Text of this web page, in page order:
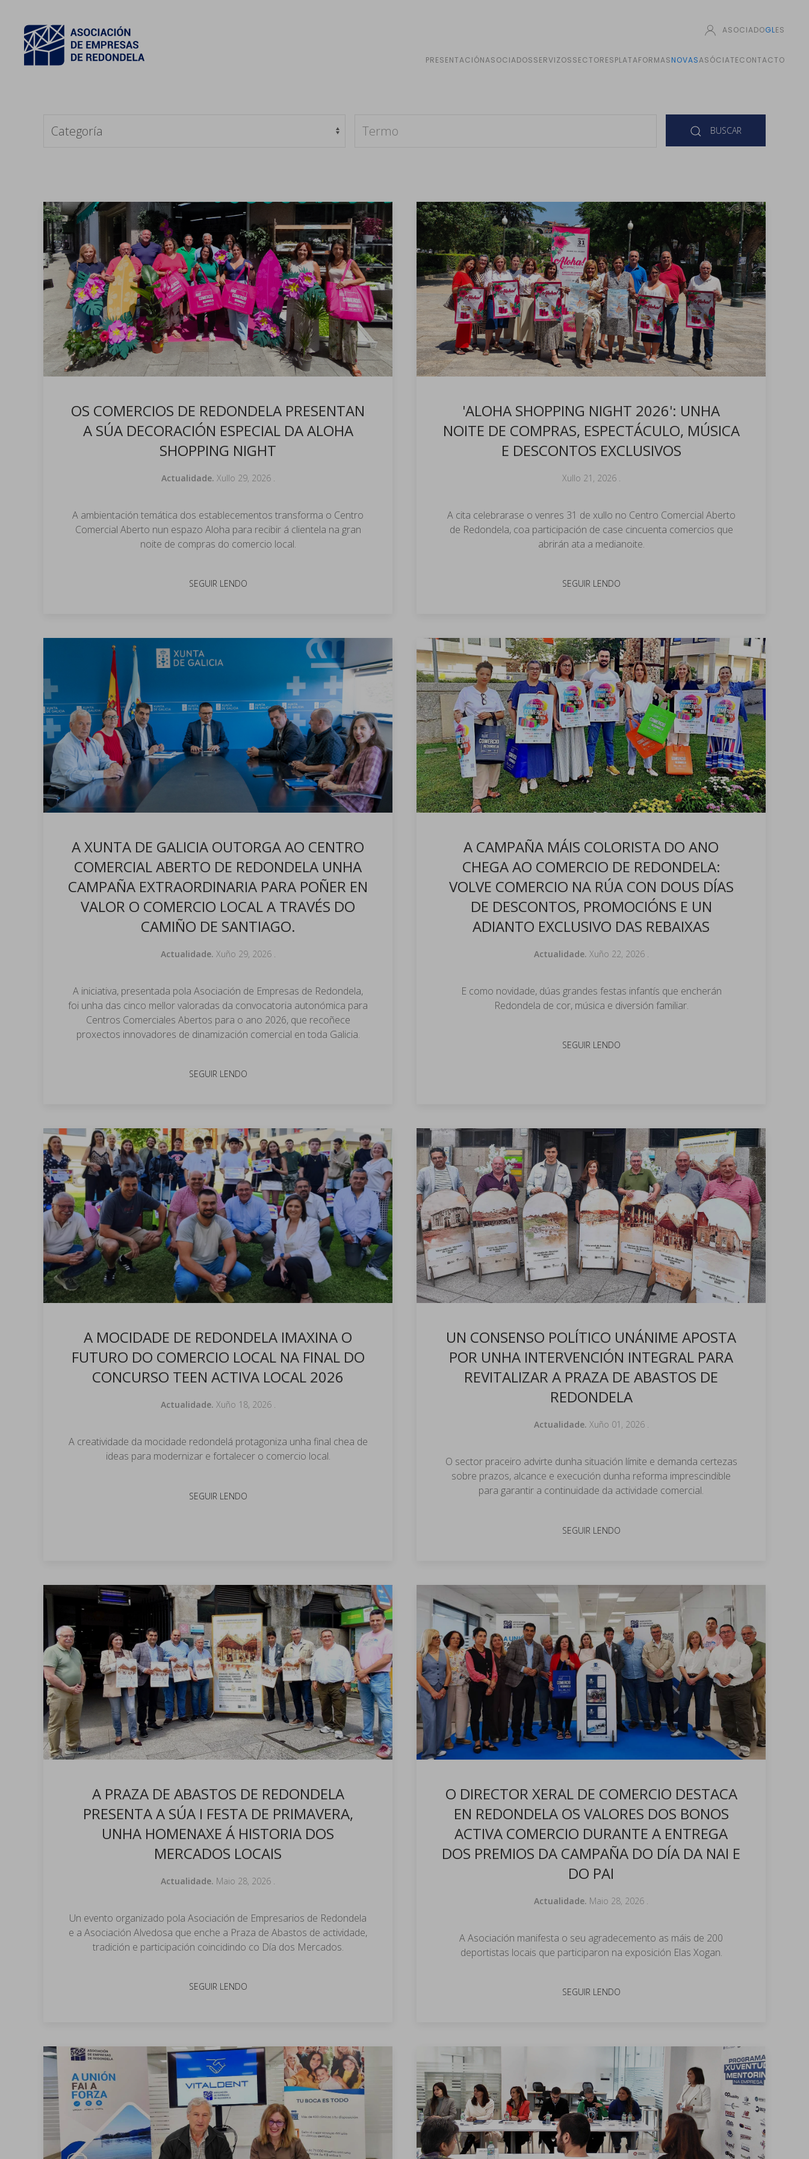
ASOCIADOGLES
PRESENTACIÓNASOCIADOSSERVIZOSSECTORESPLATAFORMASNOVASASÓCIATECONTACTO
BUSCAR
OS COMERCIOS DE REDONDELA PRESENTAN
A SÚA DECORACIÓN ESPECIAL DA ALOHA
SHOPPING NIGHT
Actualidade. Xullo 29, 2026.
A ambientación temática dos establecementos transforma o Centro
Comercial Aberto nun espazo Aloha para recibir á clientela na gran
noite de compras do comercio local.
SEGUIR LENDO
'ALOHA SHOPPING NIGHT 2026': UNHA
NOITE DE COMPRAS, ESPECTÁCULO, MÚSICA
E DESCONTOS EXCLUSIVOS
Xullo 21, 2026.
A cita celebrarase o venres 31 de xullo no Centro Comercial Aberto
de Redondela, coa participación de case cincuenta comercios que
abrirán ata a medianoite.
SEGUIR LENDO
A XUNTA DE GALICIA OUTORGA AO CENTRO
COMERCIAL ABERTO DE REDONDELA UNHA
CAMPAÑA EXTRAORDINARIA PARA POÑER EN
VALOR O COMERCIO LOCAL A TRAVÉS DO
CAMIÑO DE SANTIAGO.
Actualidade. Xuño 29, 2026.
A iniciativa, presentada pola Asociación de Empresas de Redondela,
foi unha das cinco mellor valoradas da convocatoria autonómica para
Centros Comerciales Abertos para o ano 2026, que recoñece
proxectos innovadores de dinamización comercial en toda Galicia.
SEGUIR LENDO
A CAMPAÑA MÁIS COLORISTA DO ANO
CHEGA AO COMERCIO DE REDONDELA:
VOLVE COMERCIO NA RÚA CON DOUS DÍAS
DE DESCONTOS, PROMOCIÓNS E UN
ADIANTO EXCLUSIVO DAS REBAIXAS
Actualidade. Xuño 22, 2026.
E como novidade, dúas grandes festas infantís que encherán
Redondela de cor, música e diversión familiar.
SEGUIR LENDO
A MOCIDADE DE REDONDELA IMAXINA O
FUTURO DO COMERCIO LOCAL NA FINAL DO
CONCURSO TEEN ACTIVA LOCAL 2026
Actualidade. Xuño 18, 2026.
A creatividade da mocidade redondelá protagoniza unha final chea de
ideas para modernizar e fortalecer o comercio local.
SEGUIR LENDO
UN CONSENSO POLÍTICO UNÁNIME APOSTA
POR UNHA INTERVENCIÓN INTEGRAL PARA
REVITALIZAR A PRAZA DE ABASTOS DE
REDONDELA
Actualidade. Xuño 01, 2026.
O sector praceiro advirte dunha situación límite e demanda certezas
sobre prazos, alcance e execución dunha reforma imprescindible
para garantir a continuidade da actividade comercial.
SEGUIR LENDO
A PRAZA DE ABASTOS DE REDONDELA
PRESENTA A SÚA I FESTA DE PRIMAVERA,
UNHA HOMENAXE Á HISTORIA DOS
MERCADOS LOCAIS
Actualidade. Maio 28, 2026
Un evento organizado pola Asociación de Empresarios de Redondela
e a Asociación Alvedosa que enche a Praza de Abastos de actividade,
tradición e participación coincidindo co Día dos Mercados.
SEGUIR LENDO
O DIRECTOR XERAL DE COMERCIO DESTACA
EN REDONDELA OS VALORES DOS BONOS
ACTIVA COMERCIO DURANTE A ENTREGA
DOS PREMIOS DA CAMPAÑA DO DÍA DA NAI E
DO PAI
Actualidade. Maio 28, 2026
A Asociación manifesta o seu agradecemento as máis de 200
deportistas locais que participaron na exposición Elas Xogan.
SEGUIR LENDO